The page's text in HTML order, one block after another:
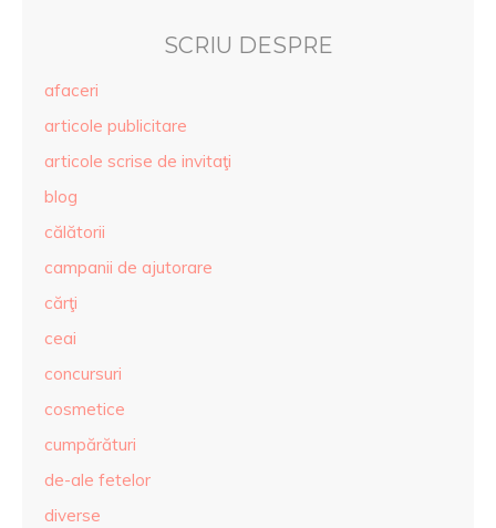
SCRIU DESPRE
afaceri
articole publicitare
articole scrise de invitaţi
blog
călătorii
campanii de ajutorare
cărţi
ceai
concursuri
cosmetice
cumpărături
de-ale fetelor
diverse